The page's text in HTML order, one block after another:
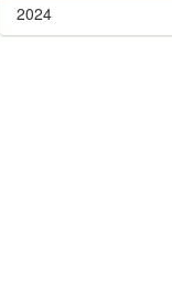
2024